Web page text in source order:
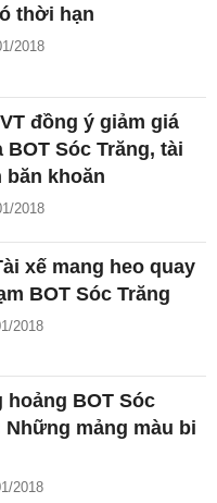
thời hạn
2018
đồng ý giảm giá
BOT Sóc Trăng, tài
băn khoăn
2018
xế mang heo quay
BOT Sóc Trăng
2018
hoảng BOT Sóc
Những mảng màu bi
2018